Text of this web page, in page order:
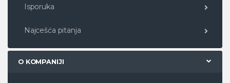
Isporuka
Najcešća pitanja
O KOMPANIJI